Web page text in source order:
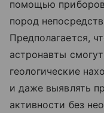
помощью
пород
Предполагается,
астронавты
геологические
и даже выявлять
активности без